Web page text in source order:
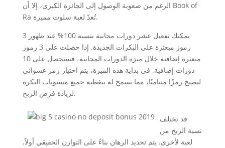
الرغم من صعوبة الوصول إلى الجائزة الكبرى، إلا أن Book of
Ra تُعدّ لعبة سلوت مميزة.
يمكنك تفعيل عشر دورات مجانية بنسبة 100% عند ظهور 3
رموز مبعثرة على البكرات الجديدة. إذا حصلت على 3 رموز
مبعثرة إضافية خلال ميزة الدورات المجانية، فستحصل على 10
دورات إضافية. في بداية هذه الميزة، يتم اختيار رمز عشوائي
ليصبح رمزًا متناميًا، مما يسمح له بتغطية جميع مستويات البكرة
لزيادة فرص الربح.
قد تختلف
نسبة الربح من
لعبة لأخرى. يتم تحديد الرهان بناءً على التوازن الحقيقي أولاً.